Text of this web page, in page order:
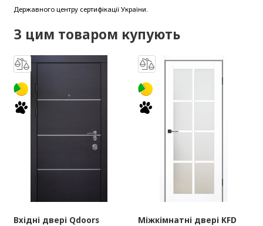
Державного центру сертифікації України.
З цим товаром купують
Вхідні двері Qdoors
Міжкімнатні двері KFD